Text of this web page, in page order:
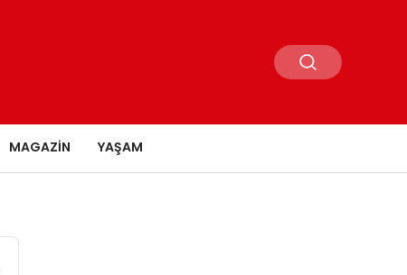
MAGAZIN YAŞAM